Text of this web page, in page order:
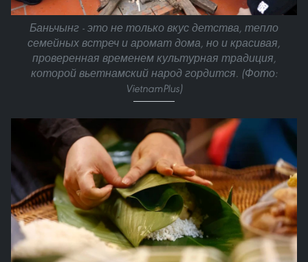
Баньчынг - это не только вкус детства, тепло
семейных встреч и аромат дома, но и красивая,
проверенная временем культурная традиция,
которой вьетнамский народ гордится. (Фото:
VietnamPlus)